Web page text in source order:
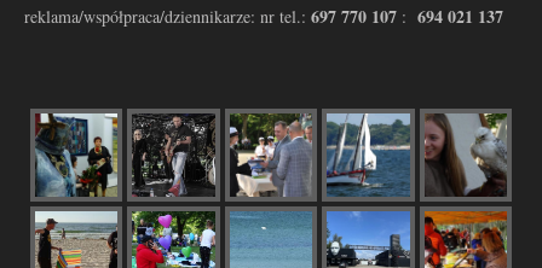
reklama/współpraca/dziennikarze: nr tel.: 697 770 107 : 694 021 137